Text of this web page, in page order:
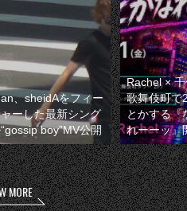
、sheidAをフィー
ーした最新シング
boy”MV公開
Rachel ×
歌舞伎町で
とかする『
れーーッ』
MORE